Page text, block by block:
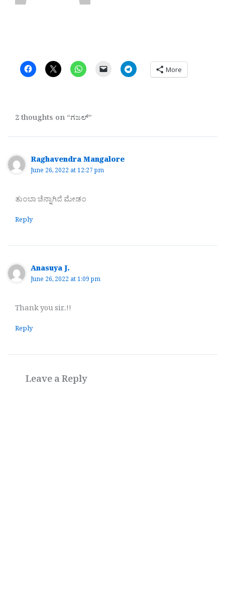
More
2 thoughts on “ಗಜಲ್”
Raghavendra Mangalore
June 26, 2022 at 12:27 pm
ತುಂಬಾ ಚೆನ್ನಾಗಿದೆ ಮೇಡಂ
Reply
Anasuya J.
June 26, 2022 at 1:09 pm
Thank you sir..!!
Reply
Leave a Reply